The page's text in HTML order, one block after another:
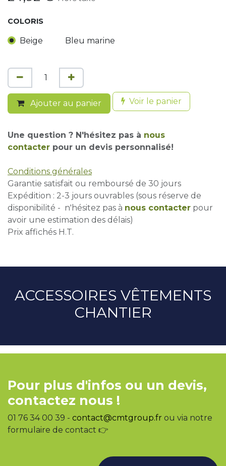
COLORIS
Beige Bleu marine
Ajouter au panier Voir le panier
Une question ? N'hésitez pas à nous
contacter pour un devis personnalisé!
Conditions générales
Garantie satisfait ou remboursé de 30 jours
Expédition : 2-3 jours ouvrables (sous réserve de
disponibilité - n'hésitez pas à nous contacter pour
avoir une estimation des délais)
Prix affichés H.T.
ACCESSOIRES VÊTEMENTS
CHANTIER
Pour plus d'infos ou un devis,
contactez nous !
01 76 34 00 39 - contact@cmtgroup.fr ou via notre
formulaire de contact 👉